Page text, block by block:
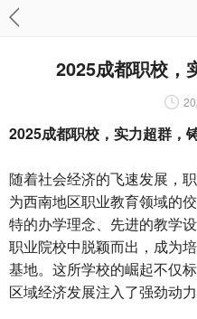
2025成都职校，
2025成都职校，实力超群，
随着社会经济的飞速发展，
为西南地区职业教育领域的
特的办学理念、先进的教学
职业院校中脱颖而出，成为
基地。这所学校的崛起不仅
区域经济发展注入了强劲动力